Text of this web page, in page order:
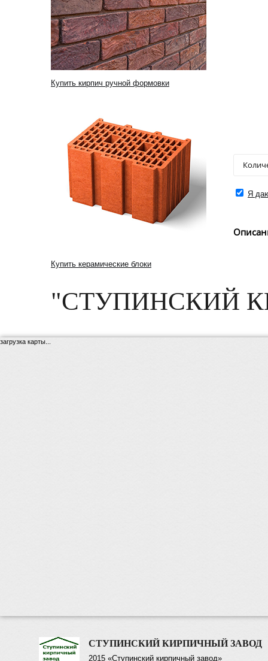
Купить кирпич ручной формовки
Купить керамические блоки
Я
"СТУПИНСКИЙ
загрузка карты...
СТУПИНСКИЙ КИРПИЧНЫЙ ЗАВОД
2015 «Ступинский кирпичный завод»